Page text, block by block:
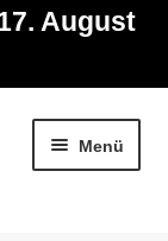
August
Menü